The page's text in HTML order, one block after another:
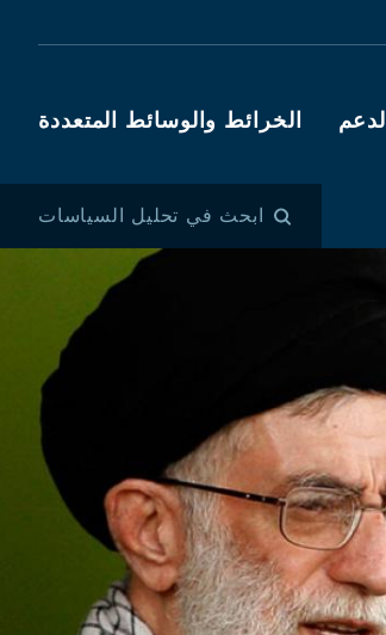
الدعم الخرائط والوسائط المتعددة
ابحث في تحليل السياسات